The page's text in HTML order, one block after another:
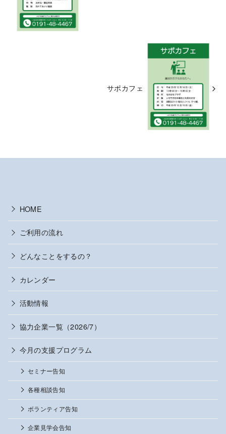
サポカフェ
HOME
ご利用の流れ
どんなことをするの？
カレンダー
活動情報
協力企業一覧（2026/7）
今月の支援プログラム
セミナー告知
各種相談告知
ボランティア告知
企業見学会告知